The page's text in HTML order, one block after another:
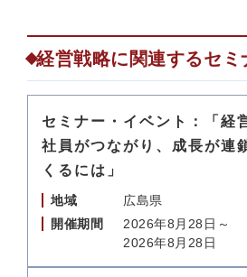
経営戦略に関連するセミ
セミナー・イベント：「経
社員がつながり、成長が連
くるには」
地域
広島県
開催期間
2026年8月28日～
2026年8月28日